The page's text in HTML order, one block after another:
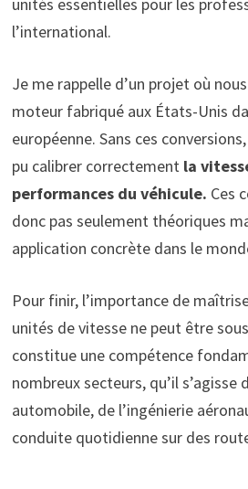
l’international.
Je me rappelle d’un projet où
moteur fabriqué aux États-Unis
européenne. Sans ces
pu calibrer correctementla
performances du véhicule. Ces
donc pas seulement théoriques
application concrète dans le
Pour finir, l’importance de
unités de vitesse ne peut être
constitue une compétence
nombreux secteurs, qu’il s’agisse
automobile, de l’ingénierie
conduite quotidienne sur des